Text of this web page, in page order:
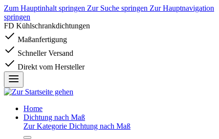
Zum Hauptinhalt springen Zur Suche springen Zur Hauptnavigation
springen
FD Kühlschrankdichtungen
Maßanfertigung
Schneller Versand
Direkt vom Hersteller
Home
Dichtung nach Maß
Zur Kategorie Dichtung nach Maß